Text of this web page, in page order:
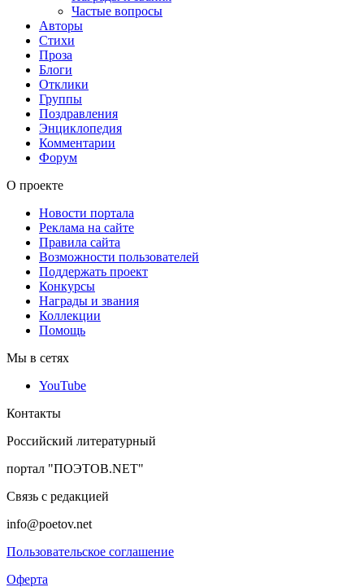
Частые вопросы
Авторы
Стихи
Проза
Блоги
Отклики
Группы
Поздравления
Энциклопедия
Комментарии
Форум
О проекте
Новости портала
Реклама на сайте
Правила сайта
Возможности пользователей
Поддержать проект
Конкурсы
Награды и звания
Коллекции
Помощь
Мы в сетях
YouTube
Контакты
Российский литературный
портал "ПОЭТОВ.NET"
Связь с редакцией
info@poetov.net
Пользовательское соглашение
Оферта